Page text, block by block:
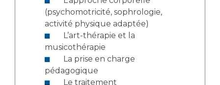
(psychomotricité, sophrologie,
activité physique adaptée)
musicothérapie
pédagogique